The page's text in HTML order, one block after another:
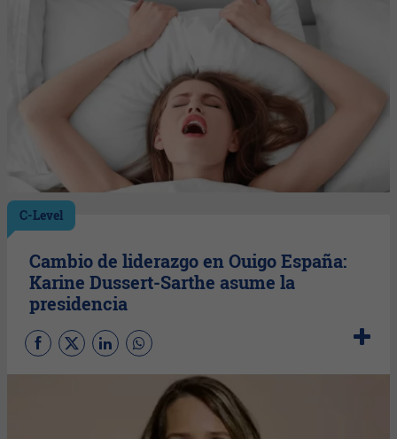
C-Level
Cambio de liderazgo en Ouigo España:
Karine Dussert-Sarthe asume la
presidencia